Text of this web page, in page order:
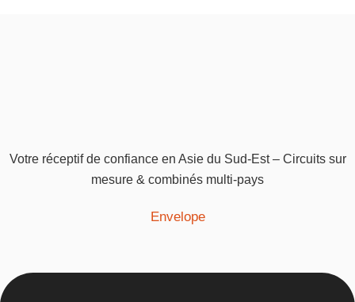
Votre réceptif de confiance en Asie du Sud-Est – Circuits sur
mesure & combinés multi-pays
Envelope